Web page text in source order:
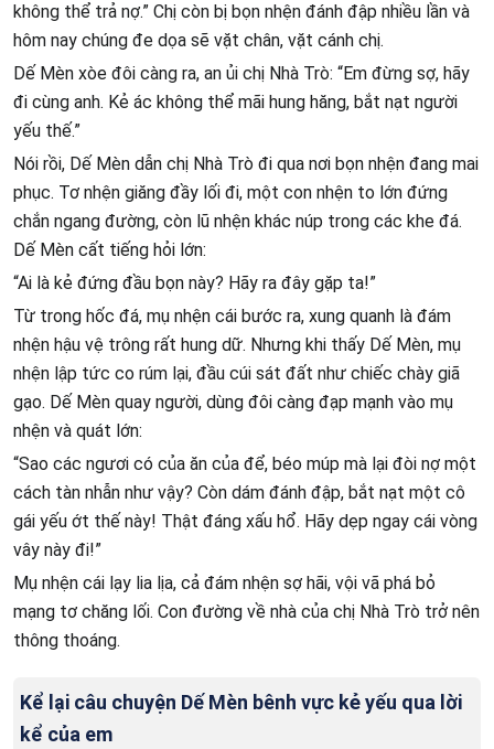
không thể trả nợ.” Chị còn bị bọn nhện đánh đập nhiều lần và
hôm nay chúng đe dọa sẽ vặt chân, vặt cánh chị.
Dế Mèn xòe đôi càng ra, an ủi chị Nhà Trò: “Em đừng sợ, hãy
đi cùng anh. Kẻ ác không thể mãi hung hăng, bắt nạt người
yếu thế.”
Nói rồi, Dế Mèn dẫn chị Nhà Trò đi qua nơi bọn nhện đang mai
phục. Tơ nhện giăng đầy lối đi, một con nhện to lớn đứng
chắn ngang đường, còn lũ nhện khác núp trong các khe đá.
Dế Mèn cất tiếng hỏi lớn:
“Ai là kẻ đứng đầu bọn này? Hãy ra đây gặp ta!”
Từ trong hốc đá, mụ nhện cái bước ra, xung quanh là đám
nhện hậu vệ trông rất hung dữ. Nhưng khi thấy Dế Mèn, mụ
nhện lập tức co rúm lại, đầu cúi sát đất như chiếc chày giã
gạo. Dế Mèn quay người, dùng đôi càng đạp mạnh vào mụ
nhện và quát lớn:
“Sao các ngươi có của ăn của để, béo múp mà lại đòi nợ một
cách tàn nhẫn như vậy? Còn dám đánh đập, bắt nạt một cô
gái yếu ớt thế này! Thật đáng xấu hổ. Hãy dẹp ngay cái vòng
vây này đi!”
Mụ nhện cái lạy lia lịa, cả đám nhện sợ hãi, vội vã phá bỏ
mạng tơ chăng lối. Con đường về nhà của chị Nhà Trò trở nên
thông thoáng.
Kể lại câu chuyện Dế Mèn bênh vực kẻ yếu qua lời
kể của em